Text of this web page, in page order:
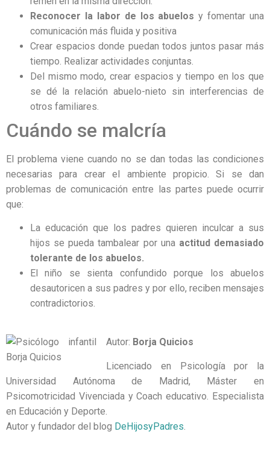
Reconocer la labor de los abuelos y fomentar una
comunicación más fluida y positiva
Crear espacios donde puedan todos juntos pasar más
tiempo. Realizar actividades conjuntas.
Del mismo modo, crear espacios y tiempo en los que
se dé la relación abuelo-nieto sin interferencias de
otros familiares.
Cuándo se malcría
El problema viene cuando no se dan todas las condiciones
necesarias para crear el ambiente propicio. Si se dan
problemas de comunicación entre las partes puede ocurrir
que:
La educación que los padres quieren inculcar a sus
hijos se pueda tambalear por una actitud demasiado
tolerante de los abuelos.
El niño se sienta confundido porque los abuelos
desautoricen a sus padres y por ello, reciben mensajes
contradictorios.
Autor: Borja Quicios
Licenciado en Psicología por la
Universidad Autónoma de Madrid, Máster en
Psicomotricidad Vivenciada y Coach educativo. Especialista
en Educación y Deporte.
Autor y fundador del blog DeHijosyPadres